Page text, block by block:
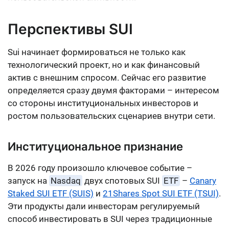
Перспективы SUI
Sui начинает формироваться не только как
технологический проект, но и как финансовый
актив с внешним спросом. Сейчас его развитие
определяется сразу двумя факторами – интересом
со стороны институциональных инвесторов и
ростом пользовательских сценариев внутри сети.
Институциональное признание
В 2026 году произошло ключевое событие –
запуск на Nasdaq двух спотовых SUI ETF – Canary
Staked SUI ETF (SUIS) и 21Shares Spot SUI ETF (TSUI).
Эти продукты дали инвесторам регулируемый
способ инвестировать в SUI через традиционные